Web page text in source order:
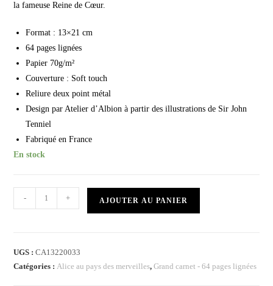
la fameuse Reine de Cœur.
Format : 13×21 cm
64 pages lignées
Papier 70g/m²
Couverture : Soft touch
Reliure deux point métal
Design par Atelier d’Albion à partir des illustrations de Sir John
Tenniel
Fabriqué en France
En stock
- + AJOUTER AU PANIER
UGS :CA13220033
Catégories :Alice au pays des merveilles,Grand carnet - 64 pages lignées